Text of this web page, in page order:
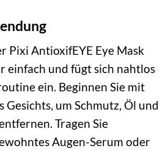
Pixi AntioxifEYE Eye Mask
einfach und fügt sich nahtlos
ein. Beginnen Sie mit
Gesichts, um Schmutz, Öl und
Tragen Sie
Augen-Serum oder